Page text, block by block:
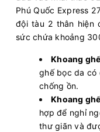
Phú Quốc Express
đội tàu 2 thân hiện
sức chứa khoảng
Khoang
ghế bọc da có
chống ồn.
Khoang
hợp để nghỉ
thư giãn và